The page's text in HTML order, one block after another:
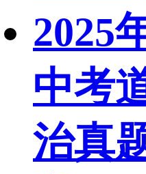
2025
中考
治真